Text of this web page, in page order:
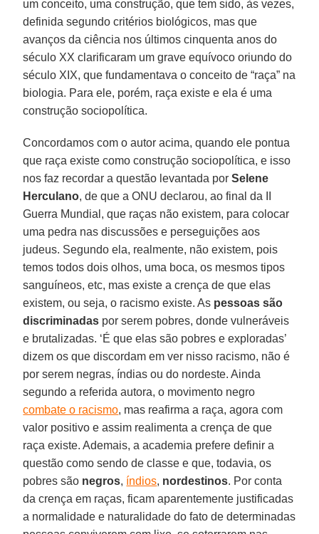
um conceito, uma construção, que tem sido, às vezes,
definida segundo critérios biológicos, mas que
avanços da ciência nos últimos cinquenta anos do
século XX clarificaram um grave equívoco oriundo do
século XIX, que fundamentava o conceito de “raça” na
biologia. Para ele, porém, raça existe e ela é uma
construção sociopolítica.
Concordamos com o autor acima, quando ele pontua
que raça existe como construção sociopolítica, e isso
nos faz recordar a questão levantada porSelene
Herculano, de que a ONU declarou, ao final da II
Guerra Mundial, que raças não existem, para colocar
uma pedra nas discussões e perseguições aos
judeus. Segundo ela, realmente, não existem, pois
temos todos dois olhos, uma boca, os mesmos tipos
sanguíneos, etc, mas existe a crença de que elas
existem, ou seja, o racismo existe. As pessoas são
discriminadas por serem pobres, donde vulneráveis
e brutalizadas. ‘É que elas são pobres e exploradas’
dizem os que discordam em ver nisso racismo, não é
por serem negras, índias ou do nordeste. Ainda
segundo a referida autora, o movimento negro
combate o racismo, mas reafirma a raça, agora com
valor positivo e assim realimenta a crença de que
raça existe. Ademais, a academia prefere definir a
questão como sendo de classe e que, todavia, os
pobres são negros, índios, nordestinos. Por conta
da crença em raças, ficam aparentemente justificadas
a normalidade e naturalidade do fato de determinadas